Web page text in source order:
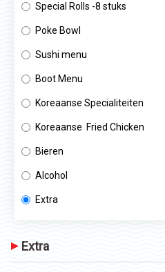
Special Rolls -8 stuks
Poke Bowl
Sushi menu
Boot Menu
Koreaanse Specialiteiten
Koreaanse Fried Chicken
Bieren
Alcohol
Extra
Extra